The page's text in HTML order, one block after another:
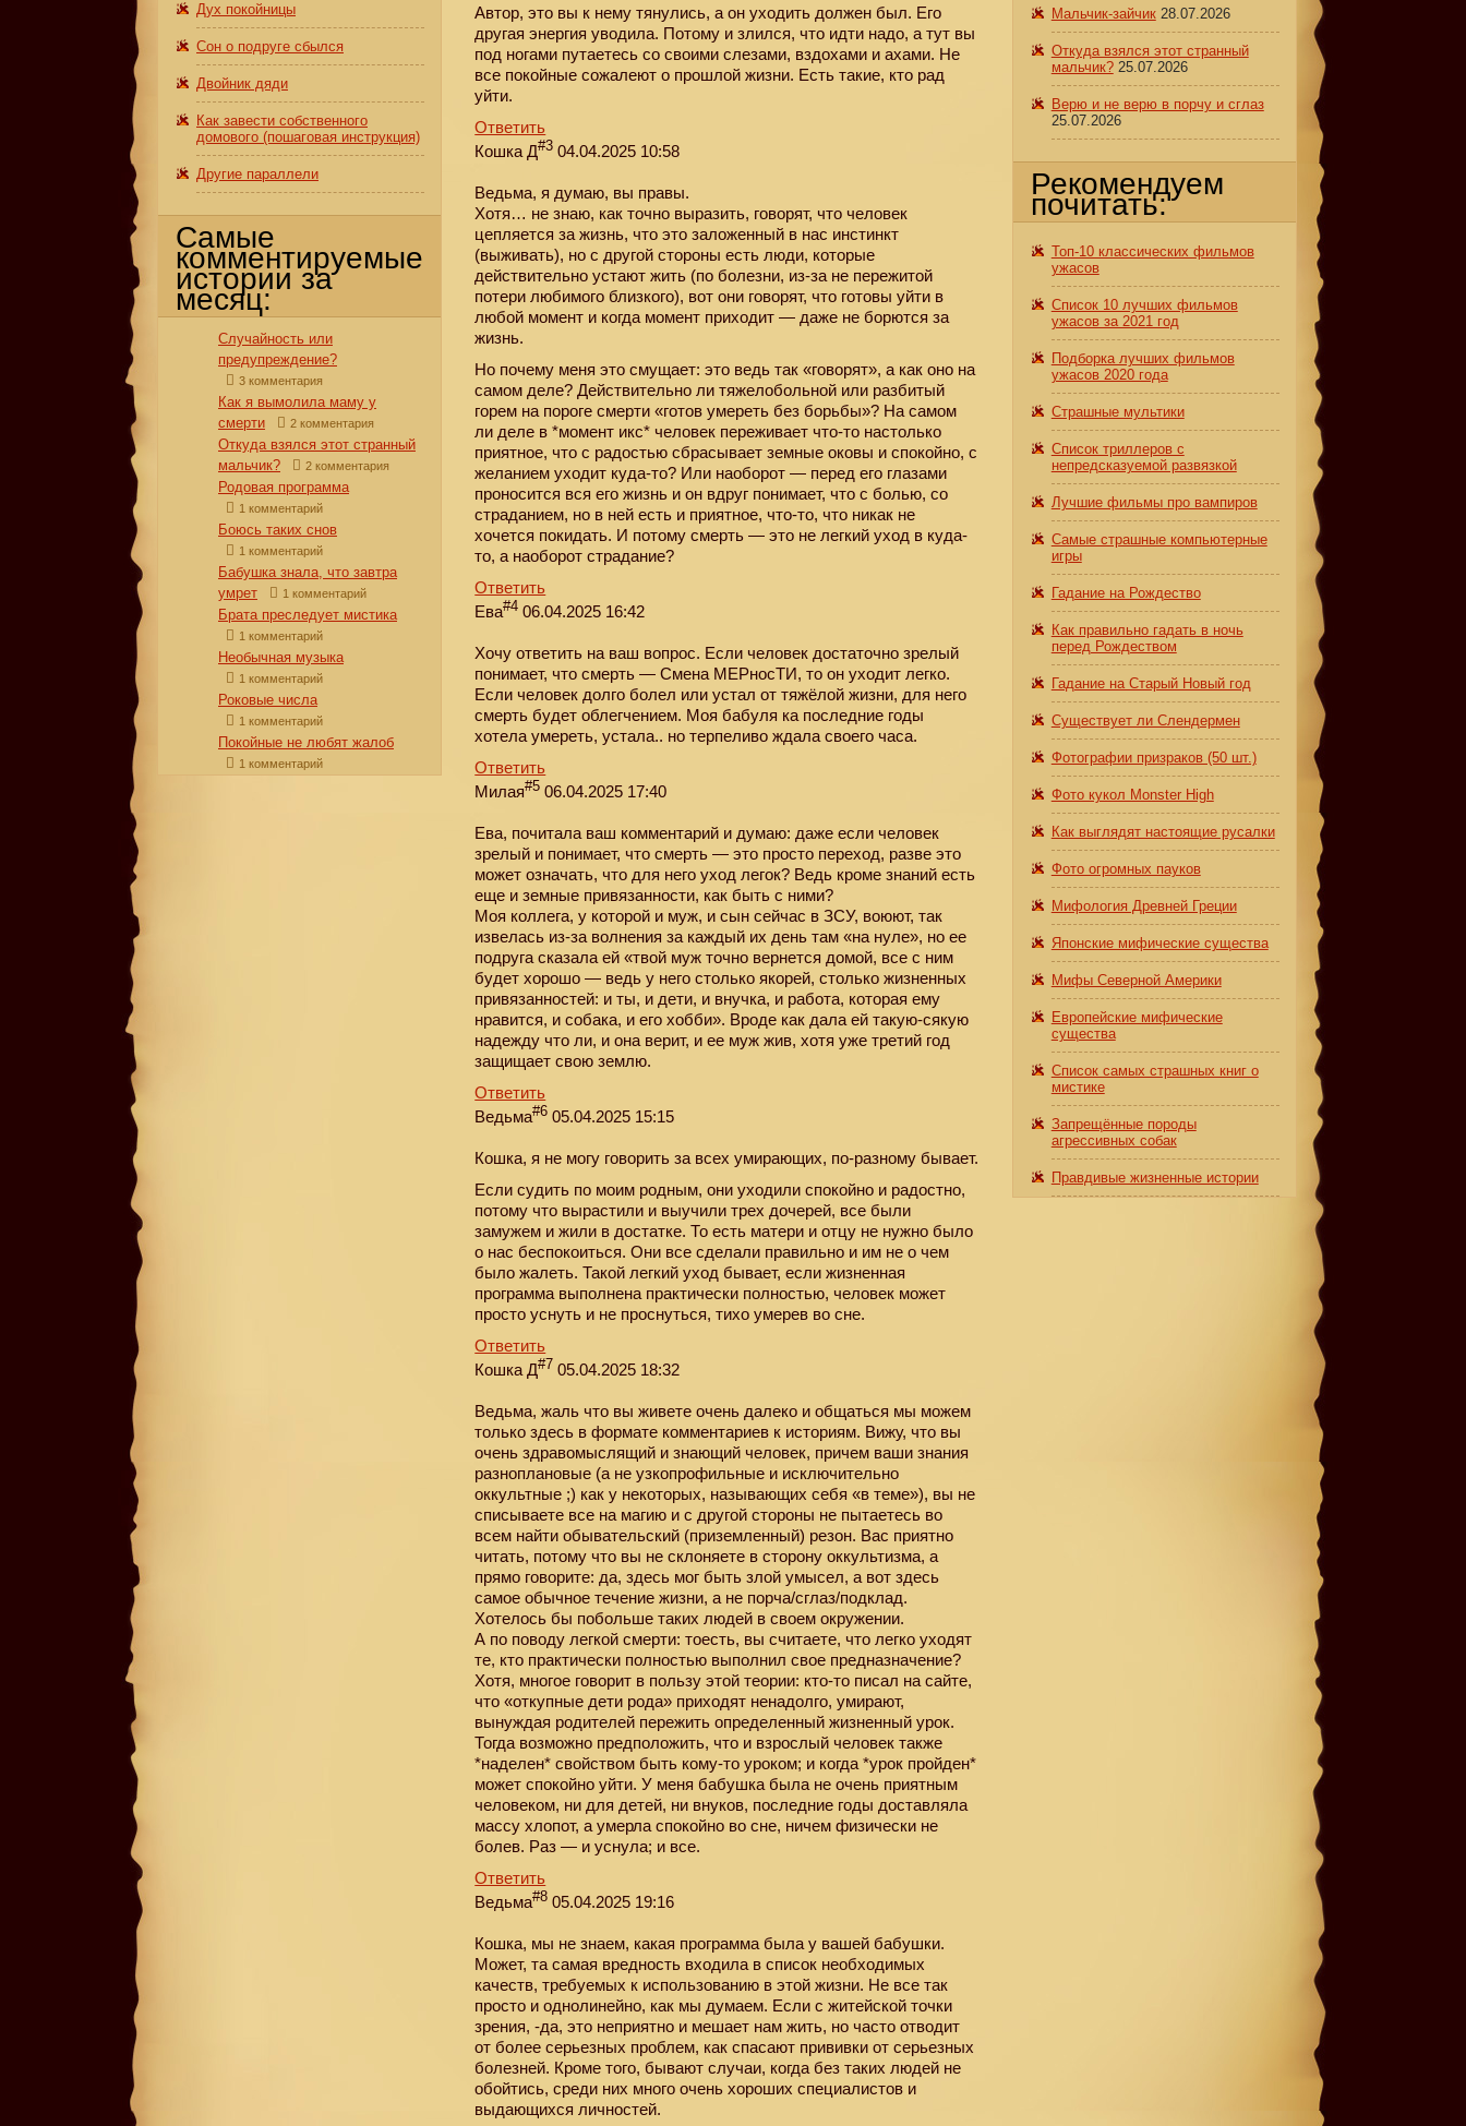
Автор, это вы к нему тянулись, а он уходить должен был. Его
другая энергия уводила. Потому и злился, что идти надо, а тут вы
под ногами путаетесь со своими слезами, вздохами и ахами. Не
все покойные сожалеют о прошлой жизни. Есть такие, кто рад
уйти.
Ответить
Кошка Д#3 04.04.2025 10:58
Ведьма, я думаю, вы правы.
Хотя… не знаю, как точно выразить, говорят, что человек
цепляется за жизнь, что это заложенный в нас инстинкт
(выживать), но с другой стороны есть люди, которые
действительно устают жить (по болезни, из-за не пережитой
потери любимого близкого), вот они говорят, что готовы уйти в
любой момент и когда момент приходит — даже не борются за
жизнь.
Но почему меня это смущает: это ведь так «говорят», а как оно на
самом деле? Действительно ли тяжелобольной или разбитый
горем на пороге смерти «готов умереть без борьбы»? На самом
ли деле в *момент икс* человек переживает что-то настолько
приятное, что с радостью сбрасывает земные оковы и спокойно, с
желанием уходит куда-то? Или наоборот — перед его глазами
проносится вся его жизнь и он вдруг понимает, что с болью, со
страданием, но в ней есть и приятное, что-то, что никак не
хочется покидать. И потому смерть — это не легкий уход в куда-
то, а наоборот страдание?
Ответить
Ева#4 06.04.2025 16:42
Хочу ответить на ваш вопрос. Если человек достаточно зрелый
понимает, что смерть — Смена МЕРносТИ, то он уходит легко.
Если человек долго болел или устал от тяжёлой жизни, для него
смерть будет облегчением. Моя бабуля ка последние годы
хотела умереть, устала.. но терпеливо ждала своего часа.
Ответить
Милая#5 06.04.2025 17:40
Ева, почитала ваш комментарий и думаю: даже если человек
зрелый и понимает, что смерть — это просто переход, разве это
может означать, что для него уход легок? Ведь кроме знаний есть
еще и земные привязанности, как быть с ними?
Моя коллега, у которой и муж, и сын сейчас в ЗСУ, воюют, так
извелась из-за волнения за каждый их день там «на нуле», но ее
подруга сказала ей «твой муж точно вернется домой, все с ним
будет хорошо — ведь у него столько якорей, столько жизненных
привязанностей: и ты, и дети, и внучка, и работа, которая ему
нравится, и собака, и его хобби». Вроде как дала ей такую-сякую
надежду что ли, и она верит, и ее муж жив, хотя уже третий год
защищает свою землю.
Ответить
Ведьма#6 05.04.2025 15:15
Кошка, я не могу говорить за всех умирающих, по-разному бывает.
Если судить по моим родным, они уходили спокойно и радостно,
потому что вырастили и выучили трех дочерей, все были
замужем и жили в достатке. То есть матери и отцу не нужно было
о нас беспокоиться. Они все сделали правильно и им не о чем
было жалеть. Такой легкий уход бывает, если жизненная
программа выполнена практически полностью, человек может
просто уснуть и не проснуться, тихо умерев во сне.
Ответить
Кошка Д#7 05.04.2025 18:32
Ведьма, жаль что вы живете очень далеко и общаться мы можем
только здесь в формате комментариев к историям. Вижу, что вы
очень здравомыслящий и знающий человек, причем ваши знания
разноплановые (а не узкопрофильные и исключительно
оккультные ;) как у некоторых, называющих себя «в теме»), вы не
списываете все на магию и с другой стороны не пытаетесь во
всем найти обывательский (приземленный) резон. Вас приятно
читать, потому что вы не склоняете в сторону оккультизма, а
прямо говорите: да, здесь мог быть злой умысел, а вот здесь
самое обычное течение жизни, а не порча/сглаз/подклад.
Хотелось бы побольше таких людей в своем окружении.
А по поводу легкой смерти: тоесть, вы считаете, что легко уходят
те, кто практически полностью выполнил свое предназначение?
Хотя, многое говорит в пользу этой теории: кто-то писал на сайте,
что «откупные дети рода» приходят ненадолго, умирают,
вынуждая родителей пережить определенный жизненный урок.
Тогда возможно предположить, что и взрослый человек также
*наделен* свойством быть кому-то уроком; и когда *урок пройден*
может спокойно уйти. У меня бабушка была не очень приятным
человеком, ни для детей, ни внуков, последние годы доставляла
массу хлопот, а умерла спокойно во сне, ничем физически не
болев. Раз — и уснула; и все.
Ответить
Ведьма#8 05.04.2025 19:16
Кошка, мы не знаем, какая программа была у вашей бабушки.
Может, та самая вредность входила в список необходимых
качеств, требуемых к использованию в этой жизни. Не все так
просто и однолинейно, как мы думаем. Если с житейской точки
зрения, -да, это неприятно и мешает нам жить, но часто отводит
от более серьезных проблем, как спасают прививки от серьезных
болезней. Кроме того, бывают случаи, когда без таких людей не
обойтись, среди них много очень хороших специалистов и
выдающихся личностей.
Дух покойницы
Сон о подруге сбылся
Двойник дяди
Как завести собственного
домового (пошаговая инструкция)
Другие параллели
Самые
комментируемые
истории за
месяц:
Случайность или
предупреждение?
3 комментария
Как я вымолила маму у
смерти
2 комментария
Откуда взялся этот странный
мальчик?
2 комментария
Родовая программа
1 комментарий
Боюсь таких снов
1 комментарий
Бабушка знала, что завтра
умрет
1 комментарий
Брата преследует мистика
1 комментарий
Необычная музыка
1 комментарий
Роковые числа
1 комментарий
Покойные не любят жалоб
1 комментарий
Мальчик-зайчик 28.07.2026
Откуда взялся этот странный
мальчик? 25.07.2026
Верю и не верю в порчу и сглаз
25.07.2026
Рекомендуем
почитать:
Топ-10 классических фильмов
ужасов
Список 10 лучших фильмов
ужасов за 2021 год
Подборка лучших фильмов
ужасов 2020 года
Страшные мультики
Список триллеров с
непредсказуемой развязкой
Лучшие фильмы про вампиров
Самые страшные компьютерные
игры
Гадание на Рождество
Как правильно гадать в ночь
перед Рождеством
Гадание на Старый Новый год
Существует ли Слендермен
Фотографии призраков (50 шт.)
Фото кукол Monster High
Как выглядят настоящие русалки
Фото огромных пауков
Мифология Древней Греции
Японские мифические существа
Мифы Северной Америки
Европейские мифические
существа
Список самых страшных книг о
мистике
Запрещённые породы
агрессивных собак
Правдивые жизненные истории